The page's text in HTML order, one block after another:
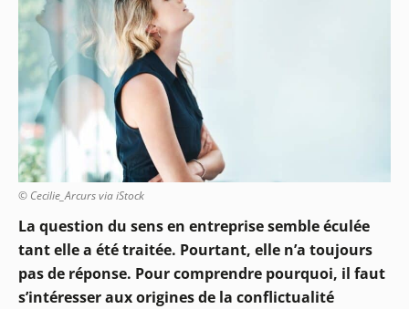
© Cecilie_Arcurs via iStock
La question du sens en entreprise semble éculée
tant elle a été traitée. Pourtant, elle n’a toujours
pas de réponse. Pour comprendre pourquoi, il faut
s’intéresser aux origines de la conflictualité